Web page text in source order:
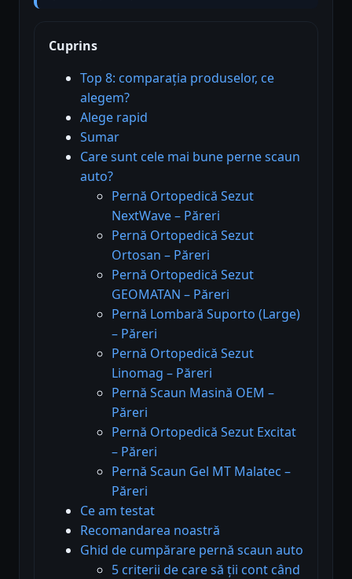
Cuprins
Top 8: comparația produselor, ce
alegem?
Alege rapid
Sumar
Care sunt cele mai bune perne scaun
auto?
Pernă Ortopedică Sezut
NextWave – Păreri
Pernă Ortopedică Sezut
Ortosan – Păreri
Pernă Ortopedică Sezut
GEOMATAN – Păreri
Pernă Lombară Suporto (Large)
– Păreri
Pernă Ortopedică Sezut
Linomag – Păreri
Pernă Scaun Masină OEM –
Păreri
Pernă Ortopedică Sezut Excitat
– Păreri
Pernă Scaun Gel MT Malatec –
Păreri
Ce am testat
Recomandarea noastră
Ghid de cumpărare pernă scaun auto
5 criterii de care să ții cont când